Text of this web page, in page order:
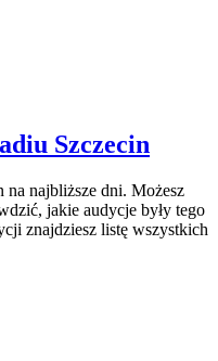
Szczecin
na najbliższe dni. Możesz
jakie audycje były tego
znajdziesz listę wszystkich